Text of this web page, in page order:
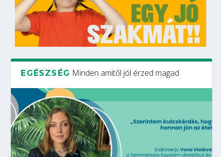
EGÉSZSÉG Minden amitől jól érzed magad